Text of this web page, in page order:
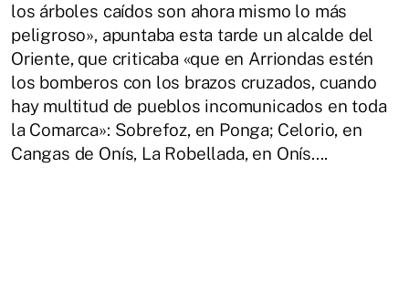
los árboles caídos son ahora mismo lo más
peligroso», apuntaba esta tarde un alcalde del
Oriente, que criticaba «que en Arriondas estén
los bomberos con los brazos cruzados, cuando
hay multitud de pueblos incomunicados en toda
la Comarca»: Sobrefoz, en Ponga; Celorio, en
Cangas de Onís, La Robellada, en Onís....